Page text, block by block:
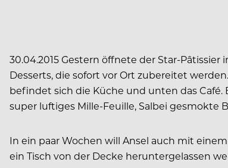
30.04.2015 Gestern öffnete der Star-
Desserts, die sofort vor Ort zubereitet
befindet sich die Küche und unten das
super luftiges Mille-Feuille, Salbei gesmokte
In ein paar Wochen will Ansel auch mit
ein Tisch von der Decke heruntergelassen